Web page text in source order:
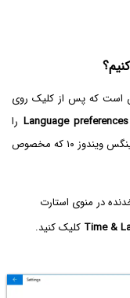
است که پس از کلیک روی
Language preferences‌ را
انتخاب کنید. به این ترتیب بخشی از اپلیکیشن ستینگس ویندوز ۱۰ که مخصوص
در منوی استارت
Time & کلیک کنید.